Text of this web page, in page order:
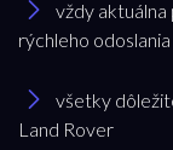
vždy aktuálna
rýchleho
všetky
Land Rover